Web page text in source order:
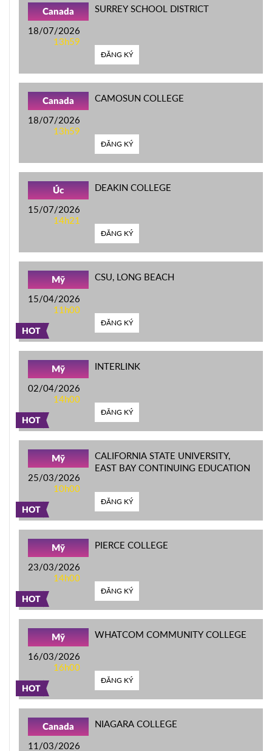
Canada
18/07/2026
13h59
SURREY SCHOOL DISTRICT
ĐĂNG KÝ
Canada
18/07/2026
13h59
CAMOSUN COLLEGE
ĐĂNG KÝ
Úc
15/07/2026
14h21
DEAKIN COLLEGE
ĐĂNG KÝ
HOT
Mỹ
15/04/2026
11h00
CSU, LONG BEACH
ĐĂNG KÝ
HOT
Mỹ
02/04/2026
14h00
INTERLINK
ĐĂNG KÝ
HOT
Mỹ
25/03/2026
10h00
CALIFORNIA STATE UNIVERSITY,
EAST BAY CONTINUING EDUCATION
ĐĂNG KÝ
HOT
Mỹ
23/03/2026
14h00
PIERCE COLLEGE
ĐĂNG KÝ
HOT
Mỹ
16/03/2026
16h00
WHATCOM COMMUNITY COLLEGE
ĐĂNG KÝ
Canada
11/03/2026
NIAGARA COLLEGE